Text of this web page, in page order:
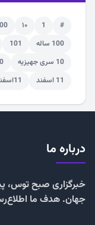
#
1 ۱۰
100 ساله
101
10 سری جهیزیه
11 اسفند
11اسفند
درباره ما
خبرگزاری صبح توس،
جهان. هدف ما